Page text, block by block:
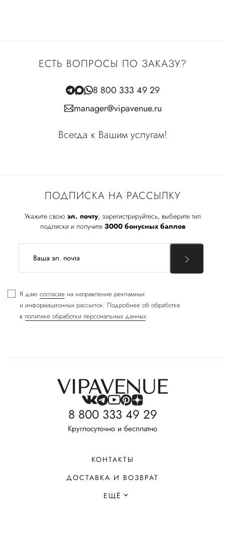
ПОДПИСКА НА РАССЫЛКУ
Укажите свою эл. почту, зарегистрируйтесь, выберите тип
подписки и получите 3000 бонусных баллов
Я даю согласие на направление рекламных
и информационных рассылок. Подробнее об обработке
в политике обработки персональных данных
ЕСТЬ ВОПРОСЫ ПО ЗАКАЗУ?
8 800 333 49 29
manager@vipavenue.ru
Всегда к Вашим услугам!
8 800 333 49 29
Круглосуточно и бесплатно
КОНТАКТЫ
ДОСТАВКА И ВОЗВРАТ
ЕЩЁ